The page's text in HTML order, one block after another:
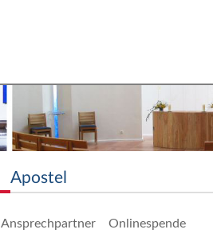
Apostel
Ansprechpartner Onlinespende